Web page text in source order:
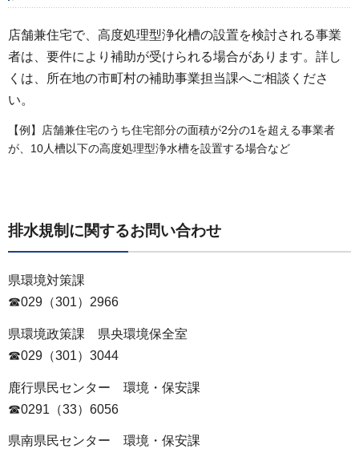
店舗兼住宅で、高度処理型浄化槽の設置を検討される事業
者は、要件により補助が受けられる場合があります。詳し
くは、所在地の市町村の補助事業担当課へご相談くださ
い。
【例】店舗兼住宅のうち住宅部分の面積が2分の1を超える事業者
が、10人槽以下の高度処理型浄水槽を設置する場合など
排水規制に関するお問い合わせ
県環境対策課
☎029（301）2966
県環境政策課 県央環境保全室
☎029（301）3044
鹿行県民センター 環境・保安課
☎0291（33）6056
県南県民センター 環境・保安課